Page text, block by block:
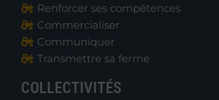
Renforcer ses compétences
Commercialiser
Communiquer
Transmettre sa ferme
COLLECTIVITÉS